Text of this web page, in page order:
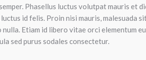
Phasellus luctus volutpat mauris et
id felis. Proin nisi mauris, malesuada
Etiam id libero vitae orci elementum
sed purus sodales consectetur.